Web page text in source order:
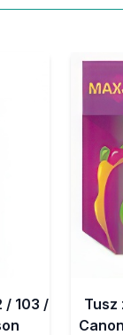
/ 103 /
Tusz